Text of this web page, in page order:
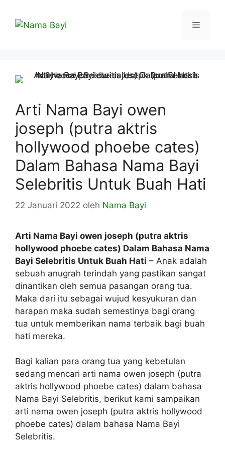
Menu
Arti Nama Bayi owen
joseph (putra aktris
hollywood phoebe cates)
Dalam Bahasa Nama Bayi
Selebritis Untuk Buah Hati
22 Januari 2022 oleh Nama Bayi
Arti Nama Bayi owen joseph (putra aktris
hollywood phoebe cates) Dalam Bahasa Nama
Bayi Selebritis Untuk Buah Hati – Anak adalah
sebuah anugrah terindah yang pastikan sangat
dinantikan oleh semua pasangan orang tua.
Maka dari itu sebagai wujud kesyukuran dan
harapan maka sudah semestinya bagi orang
tua untuk memberikan nama terbaik bagi buah
hati mereka.
Bagi kalian para orang tua yang kebetulan
sedang mencari arti nama owen joseph (putra
aktris hollywood phoebe cates) dalam bahasa
Nama Bayi Selebritis, berikut kami sampaikan
arti nama owen joseph (putra aktris hollywood
phoebe cates) dalam bahasa Nama Bayi
Selebritis.